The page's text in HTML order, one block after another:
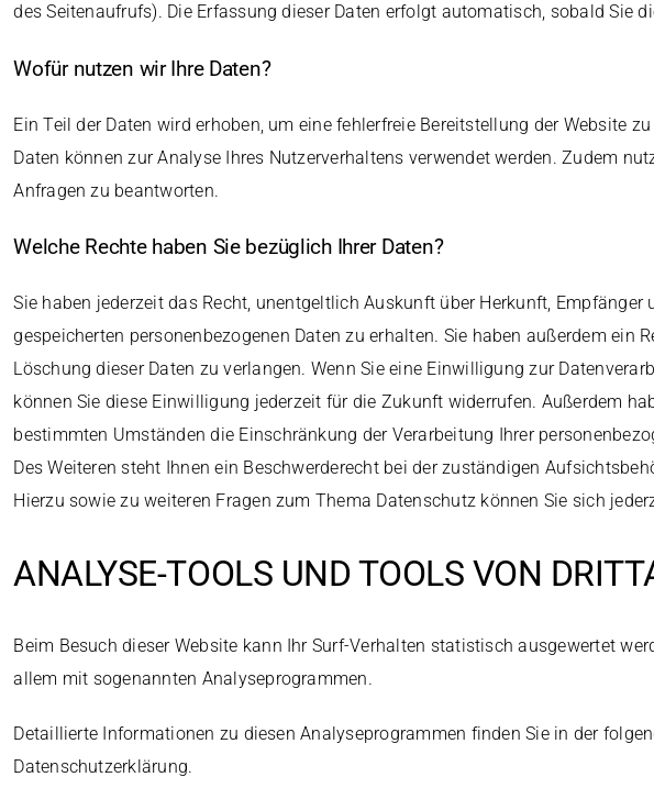
des Seitenaufrufs). Die Erfassung dieser Daten erfolgt automatisch, sobald Sie
Wofür nutzen wir Ihre Daten?
Ein Teil der Daten wird erhoben, um eine fehlerfreie Bereitstellung der Website
Daten können zur Analyse Ihres Nutzerverhaltens verwendet werden. Zudem
Anfragen zu beantworten.
Welche Rechte haben Sie bezüglich Ihrer Daten?
Sie haben jederzeit das Recht, unentgeltlich Auskunft über Herkunft, Empfänger
gespeicherten personenbezogenen Daten zu erhalten. Sie haben außerdem ein
Löschung dieser Daten zu verlangen. Wenn Sie eine Einwilligung zur
können Sie diese Einwilligung jederzeit für die Zukunft widerrufen. Außerdem
bestimmten Umständen die Einschränkung der Verarbeitung Ihrer
Des Weiteren steht Ihnen ein Beschwerderecht bei der zuständigen
Hierzu sowie zu weiteren Fragen zum Thema Datenschutz können Sie sich
ANALYSE-TOOLS UND TOOLS VON
Beim Besuch dieser Website kann Ihr Surf-Verhalten statistisch ausgewertet
allem mit sogenannten Analyseprogrammen.
Detaillierte Informationen zu diesen Analyseprogrammen finden Sie in der
Datenschutzerklärung.